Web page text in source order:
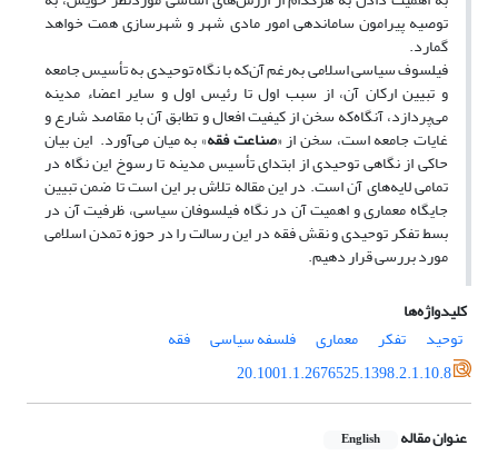
توصیه پیرامون ساماندهی امور مادی شهر و شهرسازی همت خواهد
گمارد.
فیلسوف سیاسی اسلامی به‌رغم آن‌که با نگاه توحیدی به تأسیس جامعه
و تبیین ارکان آن، از سبب اول تا رئیس اول و سایر اعضاء مدینه
می‌پردازد، آنگاه‌که سخن از کیفیت افعال و تطابق آن با مقاصد شارع و
غایات جامعه است، سخن از «صناعت فقه» به میان می‌آورد. این بیان
حاکی از نگاهی توحیدی از ابتدای تأسیس مدینه تا رسوخ این نگاه در
تمامی لایه‌‌های آن است. در این مقاله تلاش بر این است تا ضمن تبیین
جایگاه معماری و اهمیت آن در نگاه فیلسوفان سیاسی، ظرفیت آن در
بسط تفکر توحیدی و نقش فقه در این رسالت را در حوزه تمدن اسلامی
مورد بررسی قرار دهیم.
کلیدواژه‌ها
توحید
تفکر معماری فلسفه سیاسی
فقه
20.1001.1.2676525.1398.2.1.10.8
عنوان مقاله English